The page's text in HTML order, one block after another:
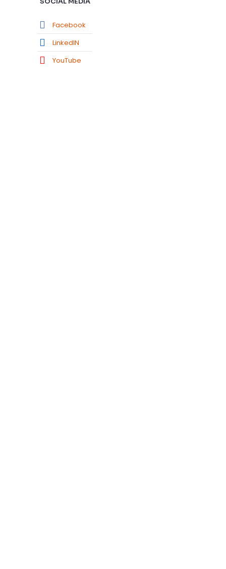
Facebook
LinkedIN
YouTube